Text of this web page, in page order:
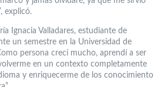
explicó.
Ignacia Valladares, estudiante de
un semestre en la Universidad de
persona crecí mucho, aprendí a ser
en un contexto completamente
y enriquecerme de los conocimiento